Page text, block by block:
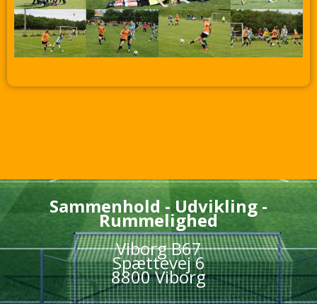
Sammenhold - Udvikling -
Rummelighed
Viborg B67
Spættevej 6
8800 Viborg